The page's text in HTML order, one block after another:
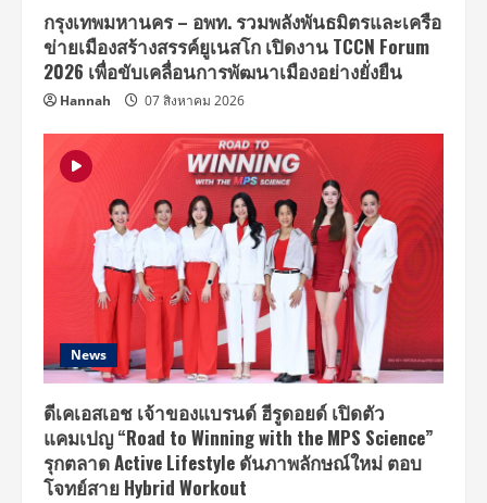
กรุงเทพมหานคร – อพท. รวมพลังพันธมิตรและเครือ
ข่ายเมืองสร้างสรรค์ยูเนสโก เปิดงาน TCCN Forum
2026 เพื่อขับเคลื่อนการพัฒนาเมืองอย่างยั่งยืน
Hannah 07 สิงหาคม 2026
News
ดีเคเอสเอช เจ้าของแบรนด์ ฮีรูดอยด์ เปิดตัว
แคมเปญ “Road to Winning with the MPS Science”
รุกตลาด Active Lifestyle ดันภาพลักษณ์ใหม่ ตอบ
โจทย์สาย Hybrid Workout